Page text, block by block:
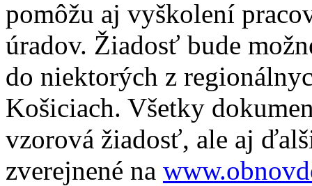
pomôžu aj vyškolení
úradov. Žiadosť bude
do niektorých z
Košiciach. Všetky
vzorová žiadosť, ale aj
zverejnené na